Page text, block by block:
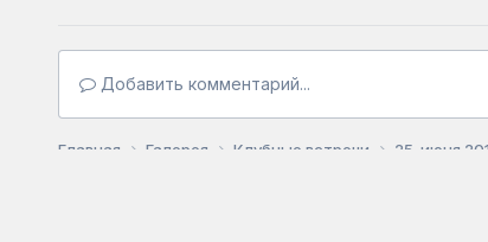
Добавить комментарий...
Главная Галерея Клубные встречи 25-июня